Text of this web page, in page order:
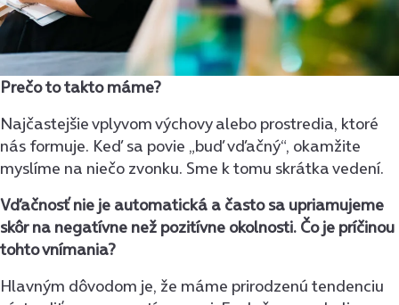
Prečo to takto máme?
Najčastejšie vplyvom výchovy alebo prostredia, ktoré
nás formuje. Keď sa povie „buď vďačný“, okamžite
myslíme na niečo zvonku. Sme k tomu skrátka vedení.
Vďačnosť nie je automatická a často sa upriamujeme
skôr na negatívne než pozitívne okolnosti. Čo je príčinou
tohto vnímania?
Hlavným dôvodom je, že máme prirodzenú tendenciu